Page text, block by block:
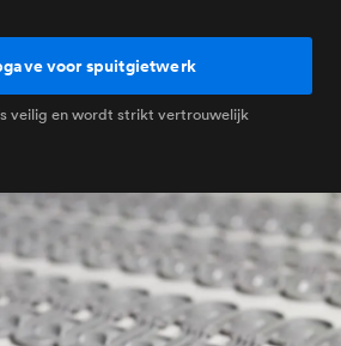
voor spuitgietwerk
veilig en wordt strikt vertrouwelijk